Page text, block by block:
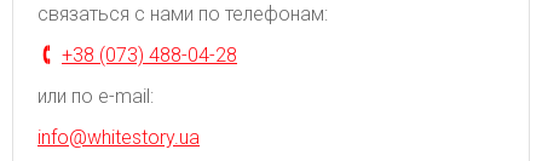
связаться с нами по телефонам:
+38 (073) 488-04-28
или по e-mail:
info@whitestory.ua